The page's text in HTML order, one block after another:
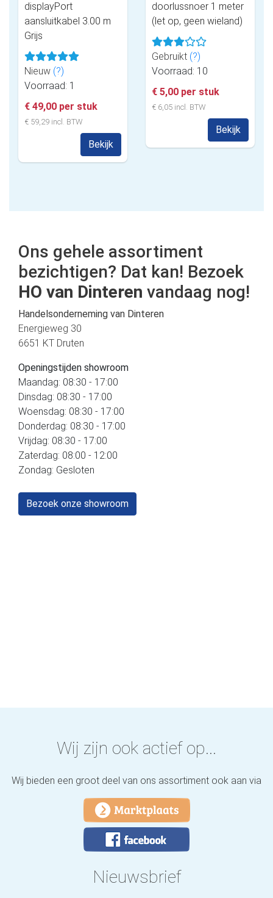
displayPort
aansluitkabel 3.00 m
Grijs
Nieuw (?)
Voorraad: 1
€ 49,00 per stuk
€ 59,29 incl. BTW
Bekijk
doorlussnoer 1 meter
(let op, geen wieland)
Gebruikt (?)
Voorraad: 10
€ 5,00 per stuk
€ 6,05 incl. BTW
Bekijk
Ons gehele assortiment
bezichtigen? Dat kan! Bezoek
HO van Dinteren vandaag nog!
Handelsonderneming van Dinteren
Energieweg 30
6651 KT Druten
Openingstijden showroom
Maandag: 08:30 - 17:00
Dinsdag: 08:30 - 17:00
Woensdag: 08:30 - 17:00
Donderdag: 08:30 - 17:00
Vrijdag: 08:30 - 17:00
Zaterdag: 08:00 - 12:00
Zondag: Gesloten
Bezoek onze showroom
Wij zijn ook actief op...
Wij bieden een groot deel van ons assortiment ook aan via
Nieuwsbrief